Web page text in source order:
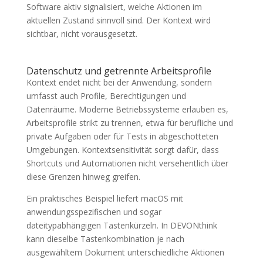
Software aktiv signalisiert, welche Aktionen im
aktuellen Zustand sinnvoll sind. Der Kontext wird
sichtbar, nicht vorausgesetzt.
Datenschutz und getrennte Arbeitsprofile
Kontext endet nicht bei der Anwendung, sondern
umfasst auch Profile, Berechtigungen und
Datenräume. Moderne Betriebssysteme erlauben es,
Arbeitsprofile strikt zu trennen, etwa für berufliche und
private Aufgaben oder für Tests in abgeschotteten
Umgebungen. Kontextsensitivität sorgt dafür, dass
Shortcuts und Automationen nicht versehentlich über
diese Grenzen hinweg greifen.
Ein praktisches Beispiel liefert macOS mit
anwendungsspezifischen und sogar
dateitypabhängigen Tastenkürzeln. In DEVONthink
kann dieselbe Tastenkombination je nach
ausgewähltem Dokument unterschiedliche Aktionen